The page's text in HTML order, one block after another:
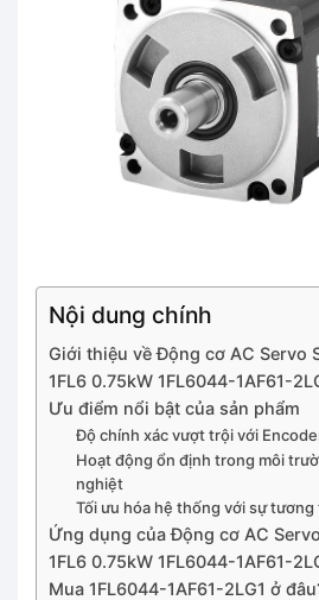
Nội dung chính
Giới thiệu về Động cơ AC Servo
1FL6 0.75kW 1FL6044-1AF61-
Ưu điểm nổi bật của sản phẩm
Độ chính xác vượt trội với
Hoạt động ổn định trong môi
nghiệt
Tối ưu hóa hệ thống với sự
Ứng dụng của Động cơ AC
1FL6 0.75kW 1FL6044-1AF61-
Mua 1FL6044-1AF61-2LG1 ở